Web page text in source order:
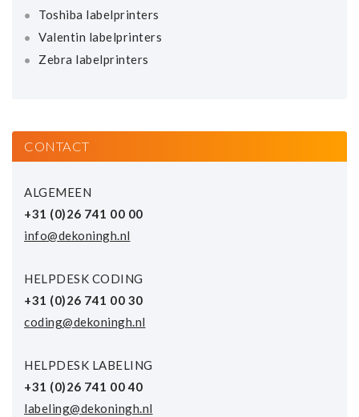
Toshiba labelprinters
Valentin labelprinters
Zebra labelprinters
CONTACT
ALGEMEEN
+31 (0)26 741 00 00
info@dekoningh.nl
HELPDESK CODING
+31 (0)26 741 00 30
coding@dekoningh.nl
HELPDESK LABELING
+31 (0)26 741 00 40
labeling@dekoningh.nl